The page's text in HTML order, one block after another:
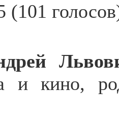
(101
и кино,